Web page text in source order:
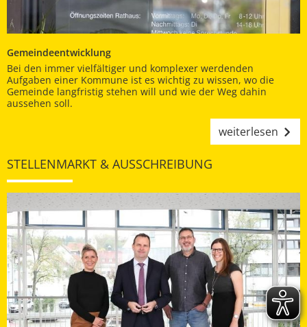
Gemeindeentwicklung
Bei den immer vielfältiger und komplexer werdenden
Aufgaben einer Kommune ist es wichtig zu wissen, wo die
Gemeinde langfristig stehen will und wie der Weg dahin
aussehen soll.
weiterlesen
STELLENMARKT & AUSSCHREIBUNG